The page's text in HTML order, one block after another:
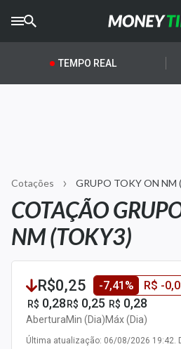
CRYPTOTIMES
AGROTIMES
Newsletters
Money Trader
Anuncie
Últimas Notícias
Newsletters
TEMPO REAL
Cotações GRUPO TOKY ON NM
COTAÇÃO
NM (TOKY3)
R$0,25 -7,41% R$ -
R$ 0,28
Abertura
R$ 0,25
Min (Dia)
R$ 0,28
Máx (Dia)
Última atualização: 06/08/2026 19:42.